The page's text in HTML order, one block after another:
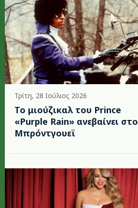
Τρίτη, 28 Ιούλιος 2026
Το μιούζικαλ του Prince
«Purple Rain» ανεβαίνει στο
Μπρόντγουεϊ